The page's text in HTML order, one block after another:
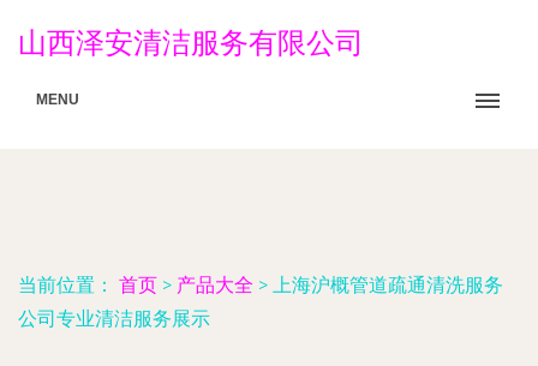
山西泽安清洁服务有限公司
MENU
当前位置： 首页 > 产品大全 > 上海沪概管道疏通清洗服务
公司专业清洁服务展示